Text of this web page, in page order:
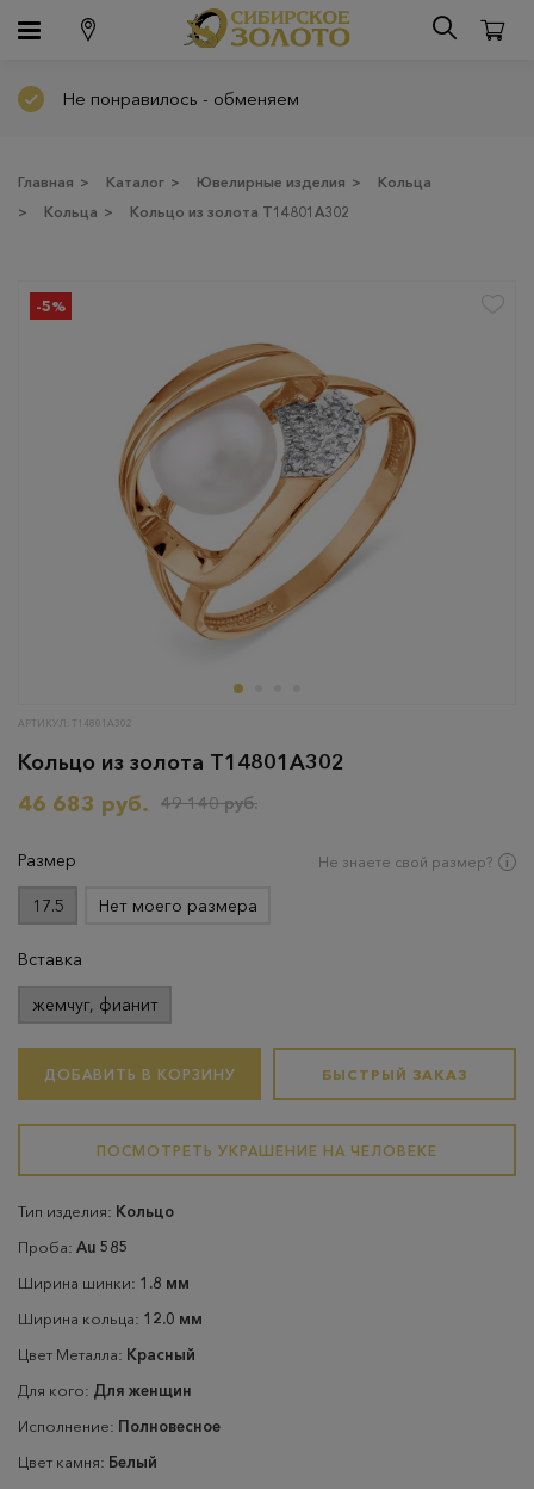
Не понравилось - обменяем
Главная > Каталог > Ювелирные изделия >
Кольца
>
Кольца > Кольцо из золота Т14801А302
-5%
АРТИКУЛ: Т14801А302
Кольцо из золота Т14801А302
46 683 руб.
49 140 руб.
Размер Не знаете свой размер?
17.5 Нет моего размера
Вставка
жемчуг, фианит
ДОБАВИТЬ В КОРЗИНУ БЫСТРЫЙ ЗАКАЗ
ПОСМОТРЕТЬ УКРАШЕНИЕ НА ЧЕЛОВЕКЕ
Тип изделия: Кольцо
Проба: Au 585
Ширина шинки: 1.8 мм
Ширина кольца: 12.0 мм
Цвет Металла: Красный
Для кого: Для женщин
Исполнение: Полновесное
Цвет камня: Белый